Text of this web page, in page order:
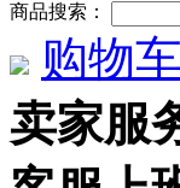
商品搜索：
购物
卖家服